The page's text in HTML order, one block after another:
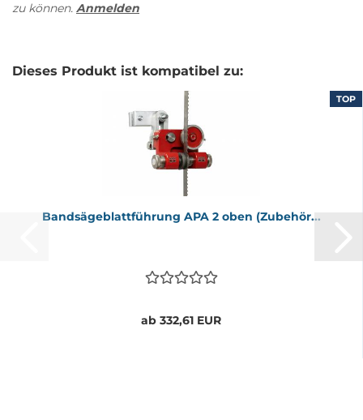
zu können. Anmelden
Dieses Produkt ist kompatibel zu:
TOP
Band­sä­ge­blatt­füh­rung APA 2 oben (Zu­be­hör...
ab 332,61 EUR